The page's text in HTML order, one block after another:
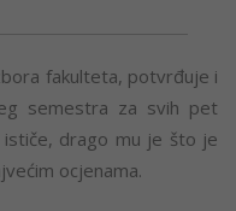
fakulteta, potvrđuje i
semestra za svih pet
drago mu je što je
ocjenama.